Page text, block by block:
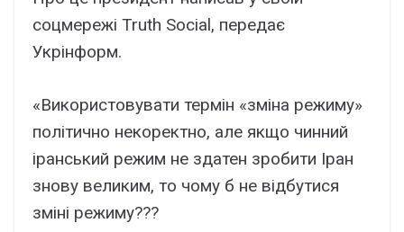
соцмережі Truth Social, передає
Укрінформ.
«Використовувати термін «зміна режиму»
політично некоректно, але якщо чинний
іранський режим не здатен зробити Іран
знову великим, то чому б не відбутися
зміні режиму???